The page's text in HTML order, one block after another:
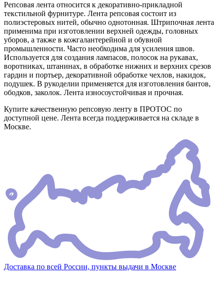
Репсовая лента относится к декоративно-прикладной
текстильной фурнитуре. Лента репсовая состоит из
полиэстеровых нитей, обычно однотонная. Штрипочная лента
применима при изготовлении верхней одежды, головных
уборов, а также в кожгалантерейной и обувной
промышленности. Часто необходима для усиления швов.
Используется для создания лампасов, полосок на рукавах,
воротниках, штанинах, в обработке нижних и верхних срезов
гардин и портьер, декоративной обработке чехлов, накидок,
подушек. В рукоделии применяется для изготовления бантов,
ободков, заколок. Лента износоустойчивая и прочная.
Купите качественную репсовую ленту в ПРОТОС по
доступной цене. Лента всегда поддерживается на складе в
Москве.
Доставка по всей России, пункты выдачи в Москве